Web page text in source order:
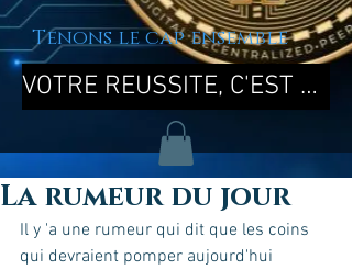
Tenons le cap ensemble
VOTRE REUSSITE, C'EST MA REUSSITE !
La rumeur du jour
Il y 'a une rumeur qui dit que les coins
qui devraient pomper aujourd'hui